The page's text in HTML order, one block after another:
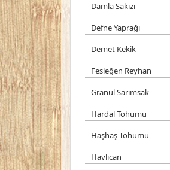
Damla Sakızı
Defne Yaprağı
Demet Kekik
Fesleğen Reyhan
Granül Sarımsak
Hardal Tohumu
Haşhaş Tohumu
Havlıcan